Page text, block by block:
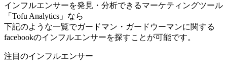
インフルエンサーを発見・分析できるマーケティングツール
「Tofu Analytics」なら
下記のような一覧でガードマン・ガードウーマンに関する
facebookのインフルエンサーを探すことが可能です。
注目のインフルエンサー